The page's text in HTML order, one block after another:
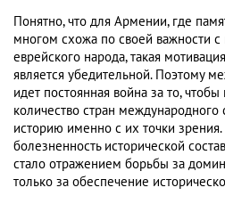
Понятно, что для Армении, где
многом схожа по своей важности
еврейского народа, такая
является убедительной. Поэтому
идет постоянная война за то,
количество стран
историю именно с их точки
болезненность исторической
стало отражением борьбы за
только за обеспечение